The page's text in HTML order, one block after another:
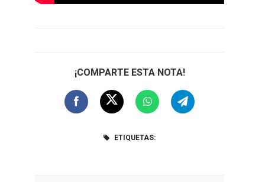
¡COMPARTE ESTA NOTA!
ETIQUETAS: